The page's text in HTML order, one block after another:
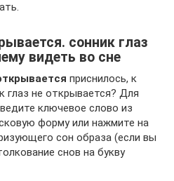
сонник глаз
видеть во сне
приснилось, к
глаз не открывается? Для
ключевое слово из
форму или нажмите на
сон образа (если вы
снов на букву